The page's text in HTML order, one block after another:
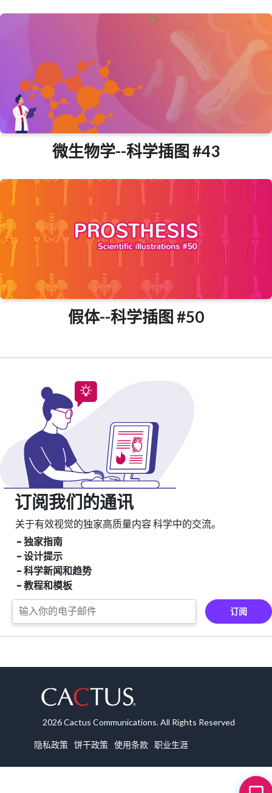
微生物学--科学插图 #43
假体--科学插图 #50
订阅我们的通讯
关于有效视觉的独家高质量内容科学中的交流。
- 独家指南
- 设计提示
- 科学新闻和趋势
- 教程和模板
订阅
2026 Cactus Communications. All Rights Reserved
隐私政策 饼干政策 使用条款 职业生涯